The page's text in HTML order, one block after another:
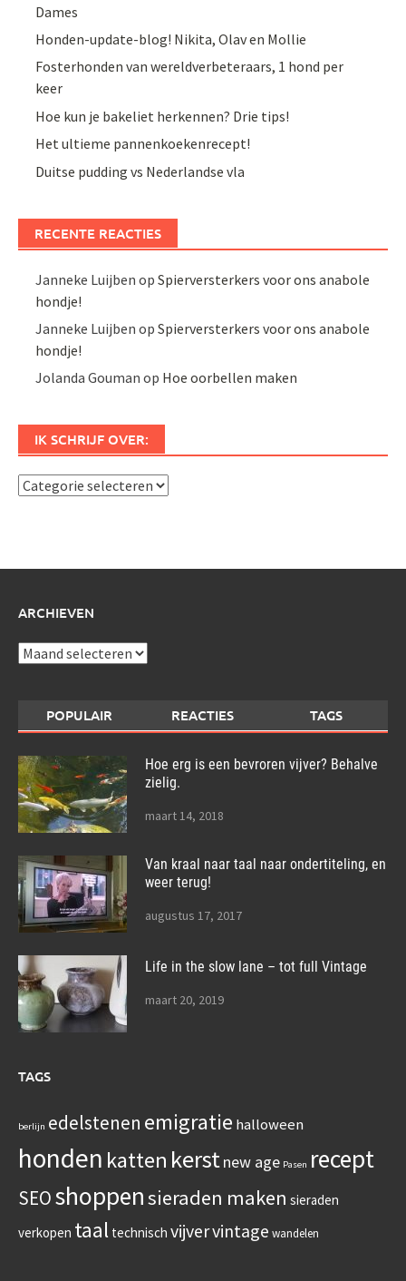
Dames
Honden-update-blog! Nikita, Olav en Mollie
Fosterhonden van wereldverbeteraars, 1 hond per
keer
Hoe kun je bakeliet herkennen? Drie tips!
Het ultieme pannenkoekenrecept!
Duitse pudding vs Nederlandse vla
RECENTE REACTIES
Janneke Luijben opSpierversterkers voor ons anabole
hondje!
Janneke Luijben opSpierversterkers voor ons anabole
hondje!
Jolanda Gouman op Hoe oorbellen maken
IK SCHRIJF OVER:
Ik
ARCHIEVEN
Archieven
POPULAIR REACTIES TAGS
Hoe erg is een bevroren vijver? Behalve
zielig.
maart 14, 2018
Van kraal naar taal naar ondertiteling, en
weer terug!
augustus 17, 2017
Life in the slow lane – tot full Vintage
maart 20, 2019
TAGS
berlijn edelstenen emigratie halloween
honden katten kerstnew age Pasen recept
SEOshoppensieraden maken sieraden
verkopen taal technisch vijvervintage wandelen